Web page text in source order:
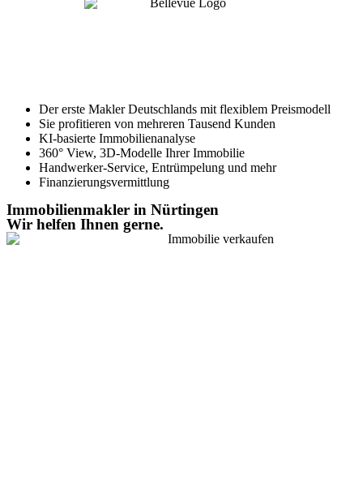
Der erste Makler Deutschlands mit flexiblem Preismodell
Sie profitieren von mehreren Tausend Kunden
KI-basierte Immobilienanalyse
360° View, 3D-Modelle Ihrer Immobilie
Handwerker-Service, Entrümpelung und mehr
Finanzierungsvermittlung
Immobilienmakler in Nürtingen
Wir helfen Ihnen gerne.